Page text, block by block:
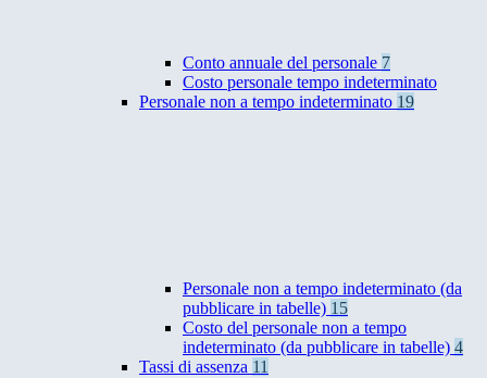
Conto annuale del personale 7
Costo personale tempo indeterminato
Personale non a tempo indeterminato 19
Personale non a tempo indeterminato (da
pubblicare in tabelle) 15
Costo del personale non a tempo
indeterminato (da pubblicare in tabelle) 4
Tassi di assenza 11